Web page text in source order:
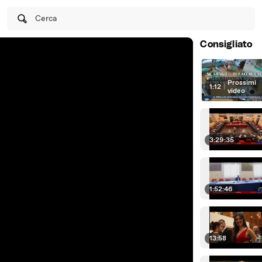
Cerca
Consigliato
1:12 | Prossimi
video
3:29:35
1:52:46
13:58